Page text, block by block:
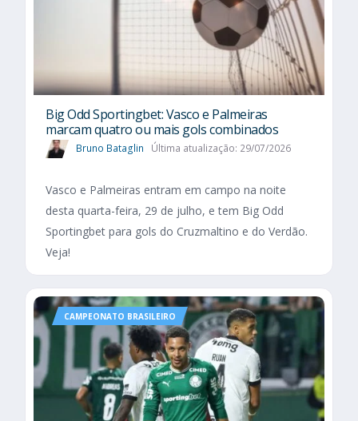
Big Odd Sportingbet: Vasco e Palmeiras
marcam quatro ou mais gols combinados
Bruno Bataglin Última atualização: 29/07/2026
Vasco e Palmeiras entram em campo na noite
desta quarta-feira, 29 de julho, e tem Big Odd
Sportingbet para gols do Cruzmaltino e do Verdão.
Veja!
CAMPEONATO BRASILEIRO